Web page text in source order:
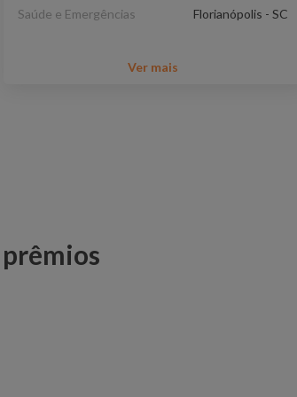
Saúde e Emergências Florianópolis - SC
Ver mais